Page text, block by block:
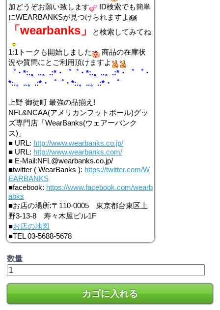
加どうぞお願い致します
ID検索でも簡単
にWEARBANKSが見つけられますよ
「wearbanks」 と検索してみてね
1:1トークも開始しました
商品の在庫状
況や質問にとご利用頂けますよ
゜・*:.。..。.:*・゜゜・*:.。..。.:*・゜ ゜・
*:.。..。.:*・゜゜・*:.。..。.:*・゜
上野 御徒町 最強の品揃え!
NFL&NCAA(アメリカンフットボール)グッ
ズ専門店「WearBanks(ウェアーバンク
ス)」
■ URL: http://www.wearbanks.co.jp/
■ URL: http://www.wearbanks.com/
■ E-Mail:NFL@wearbanks.co.jp/
■twitter ( WearBanks ): https://twitter.com/W
EARBANKS
■facebook: https://www.facebook.com/wearb
abks
■お店の場所:〒110-0005 東京都台東区上
野3-13-8 寿々木屋ビル1F
■お店の地図
■TEL 03-5688-5678
数量
カゴに入れる